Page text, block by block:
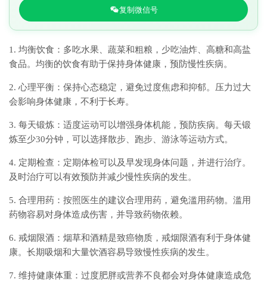
复制微信号
1. 均衡饮食：多吃水果、蔬菜和粗粮，少吃油炸、高糖和高盐
食品。均衡的饮食有助于保持身体健康，预防慢性疾病。
2. 心理平衡：保持心态稳定，避免过度焦虑和抑郁。压力过大
会影响身体健康，不利于长寿。
3. 每天锻炼：适度运动可以增强身体机能，预防疾病。每天锻
炼至少30分钟，可以选择散步、跑步、游泳等运动方式。
4. 定期检查：定期体检可以及早发现身体问题，并进行治疗。
及时治疗可以有效预防并减少慢性疾病的发生。
5. 合理用药：按照医生的建议合理用药，避免滥用药物。滥用
药物容易对身体造成伤害，并导致药物依赖。
6. 戒烟限酒：烟草和酒精是致癌物质，戒烟限酒有利于身体健
康。长期吸烟和大量饮酒容易导致慢性疾病的发生。
7. 维持健康体重：过度肥胖或营养不良都会对身体健康造成危